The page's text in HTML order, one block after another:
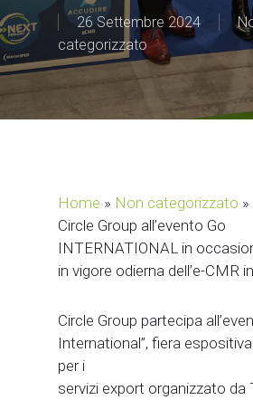
26 Settembre 2024
categorizzato
Home » Non categorizzato »
Circle Group all’evento Go
INTERNATIONAL in
in vigore odierna dell’e-CMR
Circle Group partecipa
International”, fiera
per i
servizi export organizzato da